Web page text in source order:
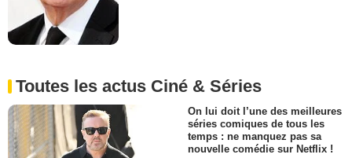
Toutes les actus Ciné & Séries
On lui doit l’une des meilleures
séries comiques de tous les
temps : ne manquez pas sa
nouvelle comédie sur Netflix !